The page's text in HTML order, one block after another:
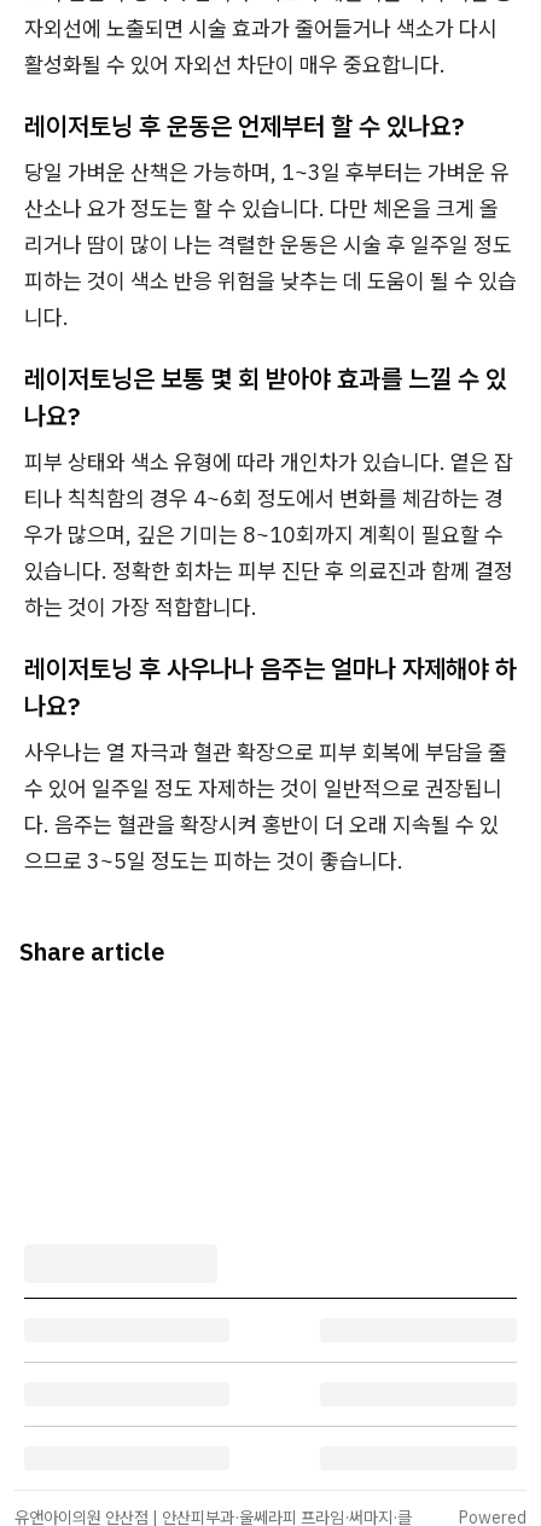
자외선에 노출되면 시술 효과가 줄어들거나 색소가 다시
활성화될 수 있어 자외선 차단이 매우 중요합니다.
레이저토닝 후 운동은 언제부터 할 수 있나요?
당일 가벼운 산책은 가능하며, 1~3일 후부터는 가벼운 유
산소나 요가 정도는 할 수 있습니다. 다만 체온을 크게 올
리거나 땀이 많이 나는 격렬한 운동은 시술 후 일주일 정도
피하는 것이 색소 반응 위험을 낮추는 데 도움이 될 수 있습
니다.
레이저토닝은 보통 몇 회 받아야 효과를 느낄 수 있
나요?
피부 상태와 색소 유형에 따라 개인차가 있습니다. 옅은 잡
티나 칙칙함의 경우 4~6회 정도에서 변화를 체감하는 경
우가 많으며, 깊은 기미는 8~10회까지 계획이 필요할 수
있습니다. 정확한 회차는 피부 진단 후 의료진과 함께 결정
하는 것이 가장 적합합니다.
레이저토닝 후 사우나나 음주는 얼마나 자제해야 하
나요?
사우나는 열 자극과 혈관 확장으로 피부 회복에 부담을 줄
수 있어 일주일 정도 자제하는 것이 일반적으로 권장됩니
다. 음주는 혈관을 확장시켜 홍반이 더 오래 지속될 수 있
으므로 3~5일 정도는 피하는 것이 좋습니다.
Share article
유앤아이의원 안산점 | 안산피부과·울쎄라피 프라임·써마지·클 Powered